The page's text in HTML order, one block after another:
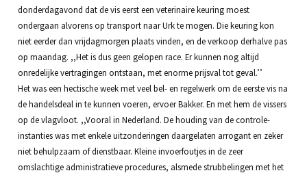
donderdagavond dat de vis eerst een veterinaire keuring moest
ondergaan alvorens op transport naar Urk te mogen. Die keuring kon
niet eerder dan vrijdagmorgen plaats vinden, en de verkoop derhalve pas
op maandag. ,,Het is dus geen gelopen race. Er kunnen nog altijd
onredelijke vertragingen ontstaan, met enorme prijsval tot geval.’’
Het was een hectische week met veel bel- en regelwerk om de eerste vis na
de handelsdeal in te kunnen voeren, ervoer Bakker. En met hem de vissers
op de vlagvloot. ,,Vooral in Nederland. De houding van de controle-
instanties was met enkele uitzonderingen daargelaten arrogant en zeker
niet behulpzaam of dienstbaar. Kleine invoerfoutjes in de zeer
omslachtige administratieve procedures, alsmede strubbelingen met het